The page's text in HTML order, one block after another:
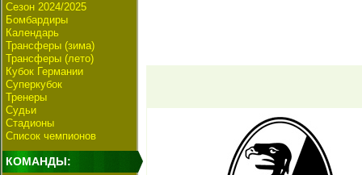
Сезон 2024/2025
Бомбардиры
Календарь
Трансферы (зима)
Трансферы (лето)
Кубок Германии
Суперкубок
Тренеры
Судьи
Стадионы
Список чемпионов
КОМАНДЫ: